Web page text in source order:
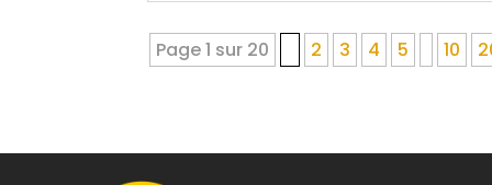
Page 1 sur 20 2 3 4 5 10